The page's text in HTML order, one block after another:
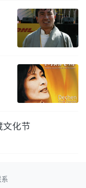
文化节
系